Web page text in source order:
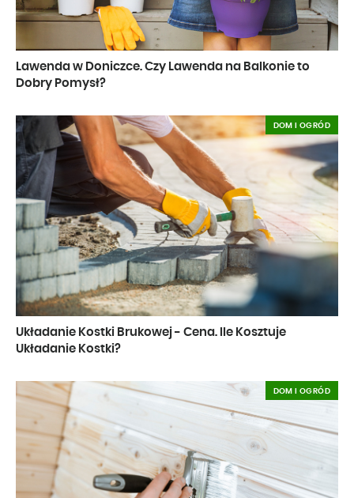
Lawenda w Doniczce. Czy Lawenda na Balkonie to
Dobry Pomysł?
Układanie Kostki Brukowej - Cena. Ile Kosztuje
Układanie Kostki?
DOM I OGRÓD
DOM I OGRÓD